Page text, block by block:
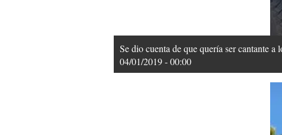
Se dio cuenta de que quería ser cantante
04/01/2019 - 00:00